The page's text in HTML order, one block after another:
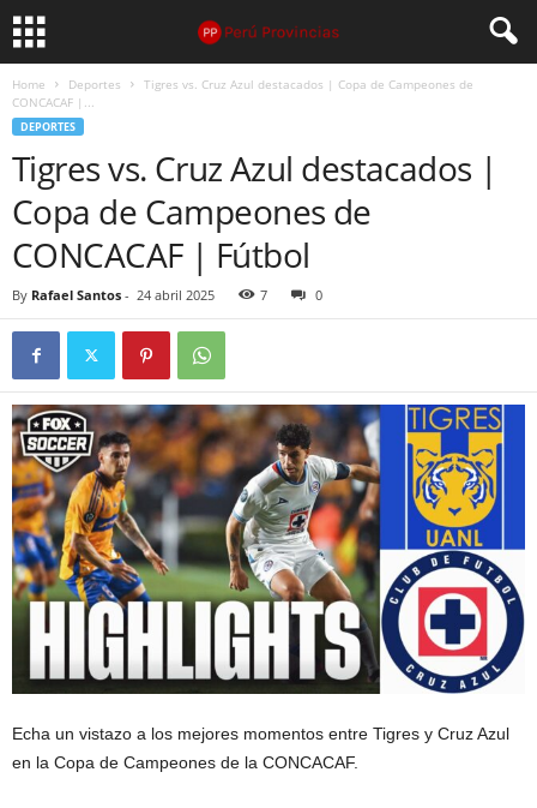
Home Deportes
Tigres vs. Cruz Azul destacados | Copa de Campeones de
CONCACAF |...
DEPORTES
Tigres vs. Cruz Azul destacados |
Copa de Campeones de
CONCACAF | Fútbol
By Rafael Santos - 24 abril 2025 7 0
Echa un vistazo a los mejores momentos entre Tigres y Cruz Azul
en la Copa de Campeones de la CONCACAF.